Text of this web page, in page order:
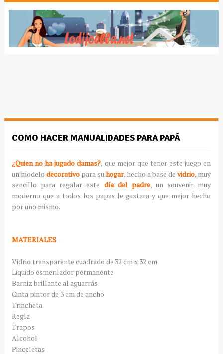
COMO HACER MANUALIDADES PARA PAPÁ
¿Quien no ha jugado damas?, que mejor que tener este juego en
un modelo decorativo para suhogar, hecho a base devidrio, muy
sencillo para regalar este día del padre, un souvenir muy
moderno que a todos los papas le gustara y que mejor hecho
por uno mismo.
MATERIALES
Vidrio transparente cuadrado de 32 cm x 32 cm
Liquido esmerilador permanente
Barniz brillante al aguarrás
Cinta pintor de 3 cm de ancho
Trincheta
Regla
Trapos
Alcohol
Pinceletas